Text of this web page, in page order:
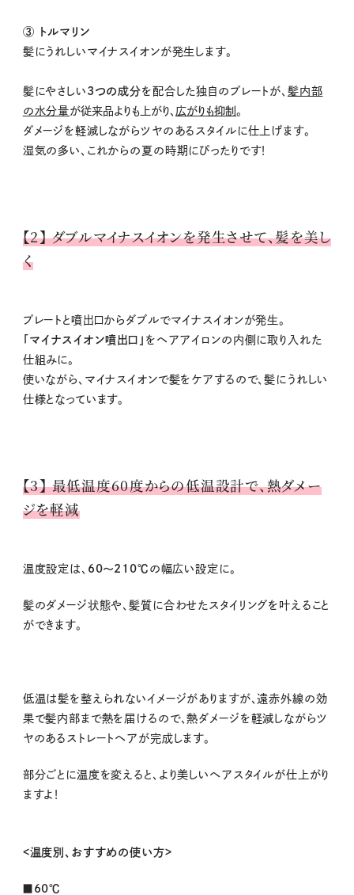
③ トルマリン
髪にうれしいマイナスイオンが発生します。
髪にやさしい 3つの成分を配合した独自のプレートが、 髪内部
の水分量が従来品よりも上がり、 広がりも抑制 。
ダメージを軽減しながらツヤのあるスタイルに仕上げます。
湿気の多い、これからの夏の時期にぴったりです！
【2】 ダブルマイナスイオンを発生させて、髪を美し
く
プレートと噴出口からダブルでマイナスイオンが発生。
「マイナスイオン噴出口」 をヘアアイロンの内側に取り入れた
仕組みに。
使いながら、マイナスイオンで髪をケアするので、髪にうれしい
仕様となっています。
【3】 最低温度60度からの低温設計で、熱ダメー
ジを軽減
温度設定は、 60～210℃ の幅広い設定に。
髪のダメージ状態や、髪質に合わせたスタイリングを叶えること
ができます。
低温は髪を整えられないイメージがありますが、遠赤外線の効
果で髪内部まで熱を届けるので、熱ダメージを軽減しながらツ
ヤのあるストレートヘアが完成します。
部分ごとに温度を変えると、より美しいヘアスタイルが仕上がり
ますよ！
<温度別、おすすめの使い方>
■60℃